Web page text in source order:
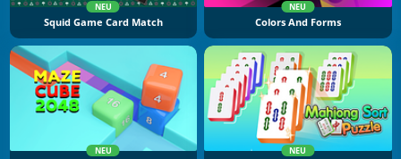
NEU
Squid Game Card Match
NEU
Colors And Forms
NEU NEU